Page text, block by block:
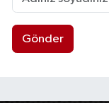
Gönder